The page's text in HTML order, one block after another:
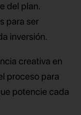
del plan.
para ser
inversión.
creativa en
proceso para
potencie cada